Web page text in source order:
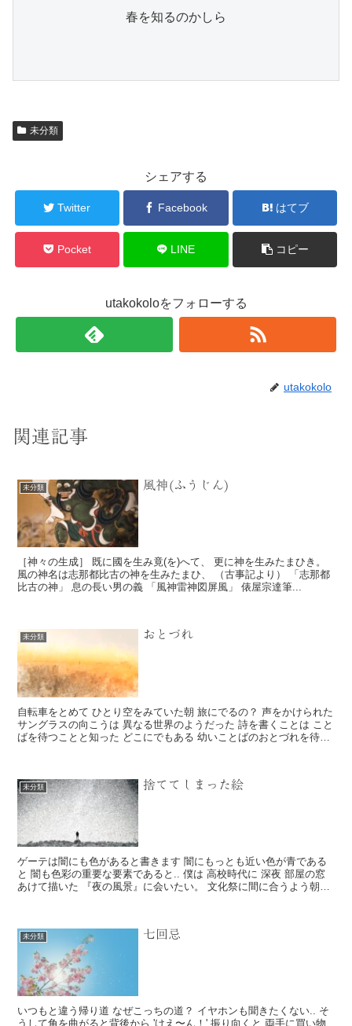
春を知るのかしら
未分類
シェアする
Twitter Facebook はてブ
Pocket LINE コピー
utakokoloをフォローする
utakokolo
関連記事
未分類 風神(ふうじん)
［神々の生成］ 既に國を生み竟(を)へて、 更に神を生みたまひき。
風の神名は志那都比古の神を生みたまひ、 （古事記より） 「志那都
比古の神」 息の長い男の義 「風神雷神図屏風」 俵屋宗達筆...
未分類 おとづれ
自転車をとめて ひとり空をみていた朝 旅にでるの？ 声をかけられた
サングラスの向こうは 異なる世界のようだった 詩を書くことは こと
ばを待つことと知った どこにでもある 幼いことばのおとづれを待っ
未分類 捨ててしまった絵
ゲーテは闇にも色があると書きます 闇にもっとも近い色が青である
と 闇も色彩の重要な要素であると.. 僕は 高校時代に 深夜 部屋の窓
あけて描いた 『夜の風景』に会いたい。 文化祭に間に合うよう朝ま
未分類 七回忌
いつもと違う帰り道 なぜこっちの道？ イヤホンも聞きたくない.. そ
うして角を曲がると背後から 'けえ〜ん！' 振り向くと 両手に買い物